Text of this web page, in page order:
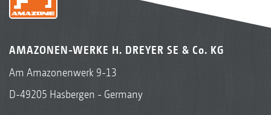
AMAZONEN-WERKE H. DREYER SE & Co. KG
Am Amazonenwerk 9-13
D-49205 Hasbergen - Germany